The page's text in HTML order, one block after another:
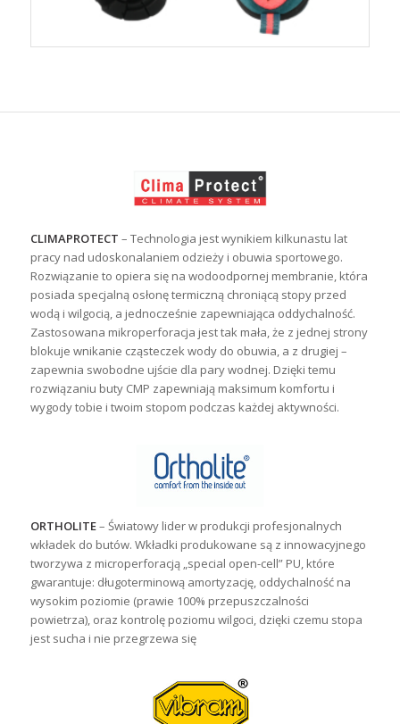
CLIMAPROTECT – Technologia jest wynikiem kilkunastu lat
pracy nad udoskonalaniem odzieży i obuwia sportowego.
Rozwiązanie to opiera się na wodoodpornej membranie, która
posiada specjalną osłonę termiczną chroniącą stopy przed
wodą i wilgocią, a jednocześnie zapewniająca oddychalność.
Zastosowana mikroperforacja jest tak mała, że z jednej strony
blokuje wnikanie cząsteczek wody do obuwia, a z drugiej –
zapewnia swobodne ujście dla pary wodnej. Dzięki temu
rozwiązaniu buty CMP zapewniają maksimum komfortu i
wygody tobie i twoim stopom podczas każdej aktywności.
ORTHOLITE– Światowy lider w produkcji profesjonalnych
wkładek do butów. Wkładki produkowane są z innowacyjnego
tworzywa z microperforacją „special open-cell” PU, które
gwarantuje: długoterminową amortyzację, oddychalność na
wysokim poziomie (prawie 100% przepuszczalności
powietrza), oraz kontrolę poziomu wilgoci, dzięki czemu stopa
jest sucha i nie przegrzewa się